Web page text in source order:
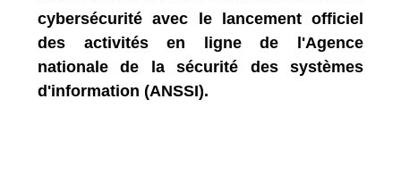
cybersécurité avec le lancement officiel
des activités en ligne de l'Agence
nationale de la sécurité des systèmes
d'information (ANSSI).